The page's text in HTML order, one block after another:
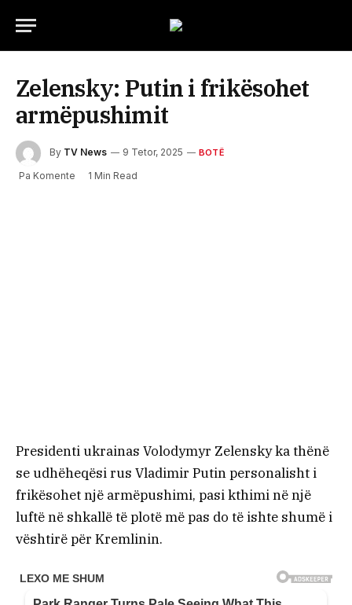
Zelensky: Putin i frikësohet
armëpushimit
By TV News 9 Tetor, 2025 BOTË
Pa Komente 1 Min Read
Presidenti ukrainas Volodymyr Zelensky ka thënë
se udhëheqësi rus Vladimir Putin personalisht i
frikësohet një armëpushimi, pasi kthimi në një
luftë në shkallë të plotë më pas do të ishte shumë i
vështirë për Kremlinin.